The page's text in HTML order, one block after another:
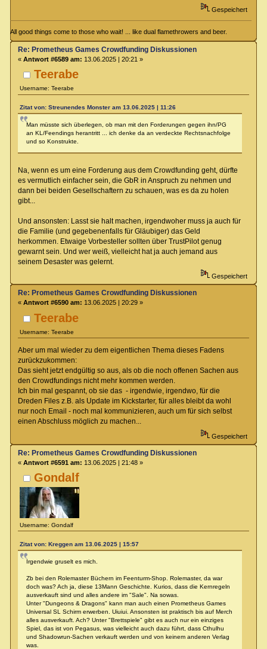
Gespeichert
All good things come to those who wait! ... like dual flamethrowers and beer.
Teerabe
Username: Teerabe
Re: Prometheus Games Crowdfunding Diskussionen
« Antwort #6589 am: 13.06.2025 | 20:21 »
Zitat von: Streunendes Monster am 13.06.2025 | 11:26
Man müsste sich überlegen, ob man mit den Forderungen gegen ihn/PG
an KL/Feendings herantritt ... ich denke da an verdeckte Rechtsnachfolge
und so Konstrukte.
Na, wenn es um eine Forderung aus dem Crowdfunding geht, dürfte
es vermutlich einfacher sein, die GbR in Anspruch zu nehmen und
dann bei beiden Gesellschaftern zu schauen, was es da zu holen
gibt...
Und ansonsten: Lasst sie halt machen, irgendwoher muss ja auch für
die Familie (und gegebenenfalls für Gläubiger) das Geld
herkommen. Etwaige Vorbesteller sollten über TrustPilot genug
gewarnt sein. Und wer weiß, vielleicht hat ja auch jemand aus
seinem Desaster was gelernt.
Gespeichert
Teerabe
Username: Teerabe
Re: Prometheus Games Crowdfunding Diskussionen
« Antwort #6590 am: 13.06.2025 | 20:29 »
Aber um mal wieder zu dem eigentlichen Thema dieses Fadens
zurückzukommen:
Das sieht jetzt endgültig so aus, als ob die noch offenen Sachen aus
den Crowdfundings nicht mehr kommen werden.
Ich bin mal gespannt, ob sie das - irgendwie, irgendwo, für die
Dreden Files z.B. als Update im Kickstarter, für alles bleibt da wohl
nur noch Email - noch mal kommunizieren, auch um für sich selbst
einen Abschluss möglich zu machen...
Gespeichert
Gondalf
Username: Gondalf
Re: Prometheus Games Crowdfunding Diskussionen
« Antwort #6591 am: 13.06.2025 | 21:48 »
Zitat von: Kreggen am 13.06.2025 | 15:57
Irgendwie gruselt es mich.
Zb bei den Rolemaster Büchern im Feenturm-Shop. Rolemaster, da war
doch was? Ach ja, diese 13Mann Geschichte. Kurios, dass die Kernregeln
ausverkauft sind und alles andere im "Sale". Na sowas.
Unter "Dungeons & Dragons" kann man auch einen Prometheus Games
Universal SL Schirm erwerben. Uiuiui. Ansonsten ist praktisch bis auf Merch
alles ausverkauft. Ach? Unter "Brettspiele" gibt es auch nur ein einziges
Spiel, das ist von Pegasus, was vielleicht auch dazu führt, dass Cthulhu
und Shadowrun-Sachen verkauft werden und von keinem anderen Verlag
was.